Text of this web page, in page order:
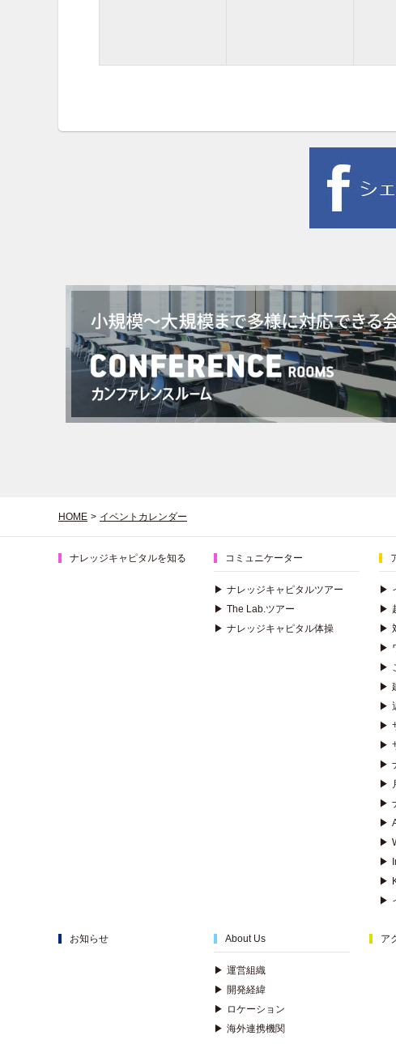
HOME > イベントカレンダー
ナレッジキャピタルを知る コミュニケーター
▶ ナレッジキャピタルツアー
▶ The Lab.ツアー
▶ ナレッジキャピタル体操
▶
▶
▶
▶
▶
▶
▶
▶
▶
▶
▶
▶
▶
▶
▶
▶
▶
お知らせ About Us
▶ 運営組織
▶ 開発経緯
▶ ロケーション
▶ 海外連携機関
ア